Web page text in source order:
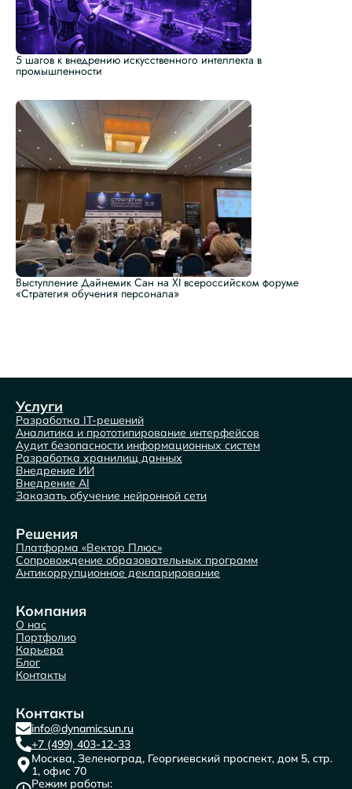
5 шагов к внедрению искусственного интеллекта в
промышленности
Выступление Дайнемик Сан на XI всероссийском форуме
«Стратегия обучения персонала»
Услуги
Разработка IT-решений
Аналитика и прототипирование интерфейсов
Аудит безопасности информационных систем
Разработка хранилищ данных
Внедрение ИИ
Внедрение AI
Заказать обучение нейронной сети
Решения
Платформа «Вектор Плюс»
Сопровождение образовательных программ
Антикоррупционное декларирование
Компания
О нас
Портфолио
Карьера
Блог
Контакты
Контакты
info@dynamicsun.ru
+7 (499) 403-12-33
Москва, Зеленоград, Георгиевский проспект, дом 5, стр.
1, офис 70
Режим работы: